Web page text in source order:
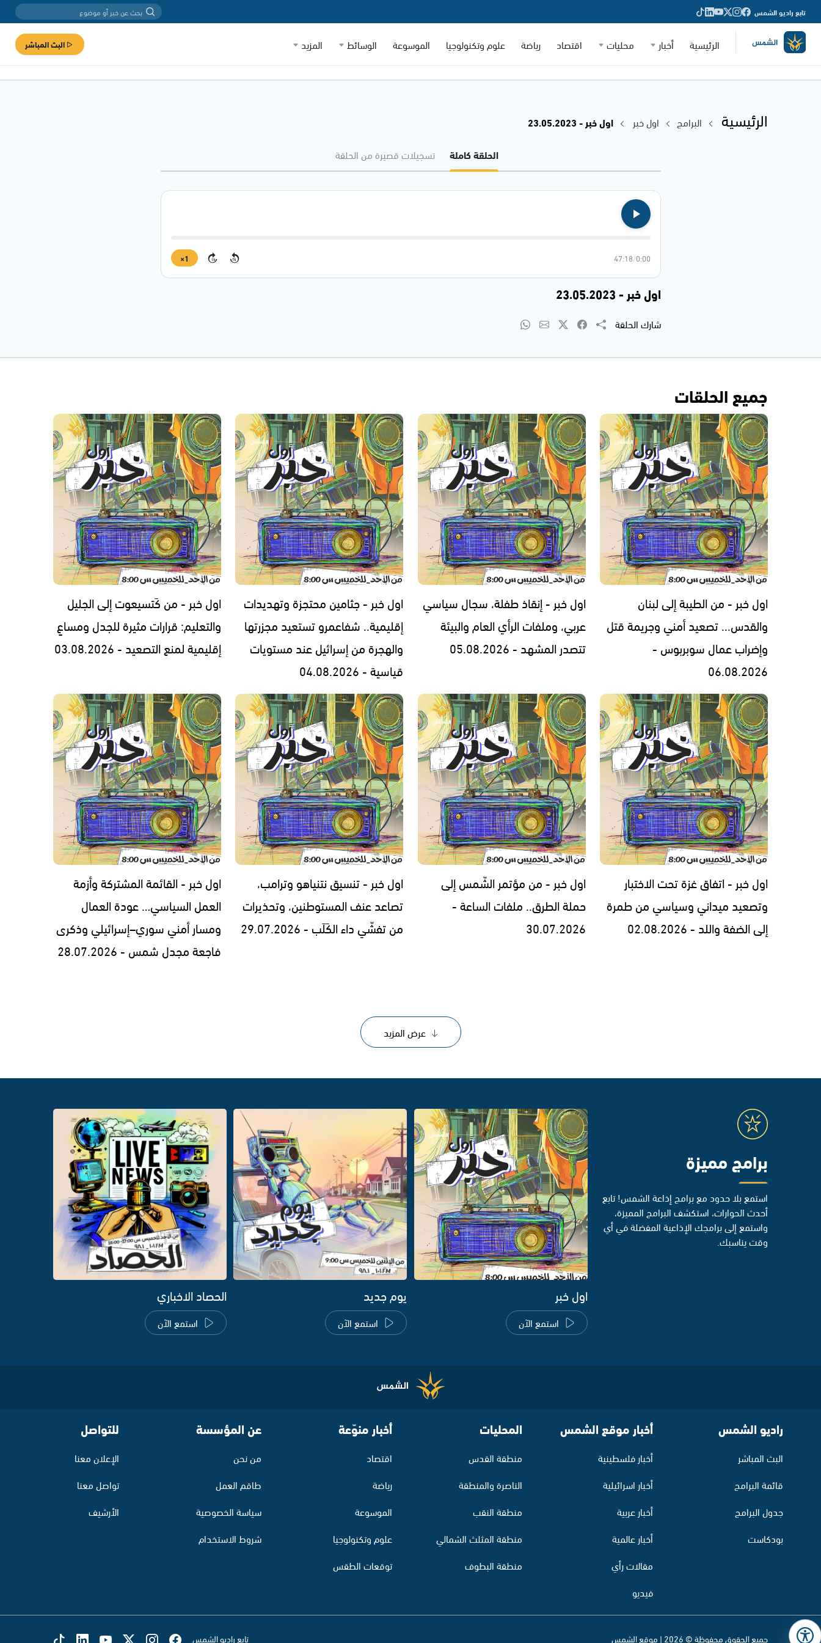
تابع راديو الشمس
الرئيسية أخبار محليات اقتصاد رياضة علوم وتكنولوجيا الموسوعة الوسائط المزيد البث المباشر
الرئيسية البرامج اول خبر
اول خبر - 23.05.2023
الحلقة كاملة
تسجيلات قصيرة من الحلقة
0:00
/
47:18
15
15
1×
اول خبر - 23.05.2023
شارك الحلقة
جميع الحلقات
اول خبر - من الطيبة إلى لبنان
والقدس... تصعيد أمني وجريمة قتل
وإضراب عمال سوبربوس -
06.08.2026
اول خبر - إنقاذ طفلة، سجال سياسي
عربي، وملفات الرأي العام والبيئة
تتصدر المشهد - 05.08.2026
اول خبر - جثامين محتجزة وتهديدات
إقليمية.. شفاعمرو تستعيد مجزرتها
والهجرة من إسرائيل عند مستويات
قياسية - 04.08.2026
اول خبر - من كَتسيعوت إلى الجليل
والتعليم: قرارات مثيرة للجدل ومساعٍ
إقليمية لمنع التصعيد - 03.08.2026
اول خبر - اتفاق غزة تحت الاختبار
وتصعيد ميداني وسياسي من طمرة
إلى الضفة واللد - 02.08.2026
اول خبر - من مؤتمر الشّمس إلى
حملة الطرق.. ملفات الساعة -
30.07.2026
اول خبر - تنسيق نتنياهو وترامب،
تصاعد عنف المستوطنين، وتحذيرات
من تفشّي داء الكَلَب - 29.07.2026
اول خبر - القائمة المشتركة وأزمة
العمل السياسي… عودة العمال
ومسار أمني سوري–إسرائيلي وذكرى
فاجعة مجدل شمس - 28.07.2026
عرض المزيد
برامج مميزة
استمع بلا حدود مع برامج إذاعة الشمس! تابع
أحدث الحوارات، استكشف البرامج المميزة،
واستمع إلى برامجك الإذاعية المفضلة في أي
وقت يناسبك.
اول خبر
استمع الآن
يوم جديد
استمع الآن
الحصاد الاخباري
استمع الآن
راديو الشمس
البث المباشر
قائمة البرامج
جدول البرامج
بودكاست
أخبار موقع الشمس
أخبار فلسطينية
أخبار اسرائيلية
أخبار عربية
أخبار عالمية
مقالات رأي
فيديو
المحليات
منطقة القدس
الناصرة والمنطقة
منطقة النقب
منطقة المثلث الشمالي
منطقة البطوف
أخبار منوّعة
اقتصاد
رياضة
الموسوعة
علوم وتكنولوجيا
توقعات الطقس
عن المؤسسة
من نحن
طاقم العمل
سياسة الخصوصية
شروط الاستخدام
للتواصل
الإعلان معنا
تواصل معنا
الأرشيف
جميع الحقوق محفوظة © 2026 | موقع الشمس تابع راديو الشمس